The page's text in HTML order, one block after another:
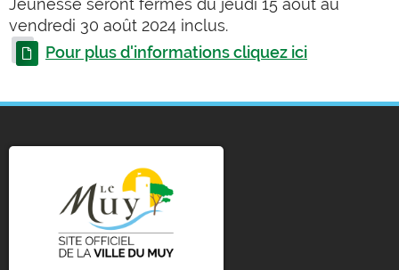
Jeunesse seront fermés du jeudi 15 août au
vendredi 30 août 2024 inclus.
Pour plus d'informations cliquez ici